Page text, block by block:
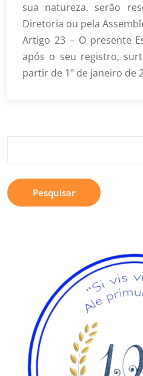
sua natureza, serão
Diretoria ou pela
Artigo 23 – O presente
após o seu registro,
partir de 1º de janeiro de